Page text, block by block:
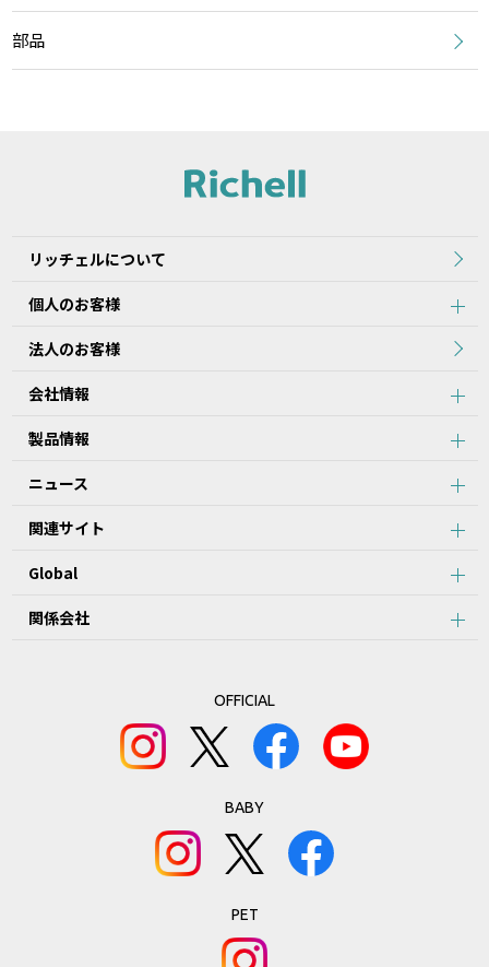
部品
リッチェルについて
個人のお客様
法人のお客様
会社情報
製品情報
ニュース
関連サイト
Global
関係会社
OFFICIAL
BABY
PET